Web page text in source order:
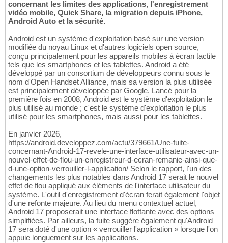
concernant les limites des applications, l'enregistrement
vidéo mobile, Quick Share, la migration depuis iPhone,
Android Auto et la sécurité.
Android est un système d'exploitation basé sur une version
modifiée du noyau Linux et d'autres logiciels open source,
conçu principalement pour les appareils mobiles à écran tactile
tels que les smartphones et les tablettes. Android a été
développé par un consortium de développeurs connu sous le
nom d'Open Handset Alliance, mais sa version la plus utilisée
est principalement développée par Google. Lancé pour la
première fois en 2008, Android est le système d'exploitation le
plus utilisé au monde ; c'est le système d'exploitation le plus
utilisé pour les smartphones, mais aussi pour les tablettes.
En janvier 2026,
https://android.developpez.com/actu/379661/Une-fuite-
concernant-Android-17-revele-une-interface-utilisateur-avec-un-
nouvel-effet-de-flou-un-enregistreur-d-ecran-remanie-ainsi-que-
d-une-option-verrouiller-l-application/ Selon le rapport, l'un des
changements les plus notables dans Android 17 serait le nouvel
effet de flou appliqué aux éléments de l'interface utilisateur du
système. L'outil d'enregistrement d'écran ferait également l'objet
d'une refonte majeure. Au lieu du menu contextuel actuel,
Android 17 proposerait une interface flottante avec des options
simplifiées. Par ailleurs, la fuite suggère également qu'Android
17 sera doté d'une option « verrouiller l'application » lorsque l'on
appuie longuement sur les applications.